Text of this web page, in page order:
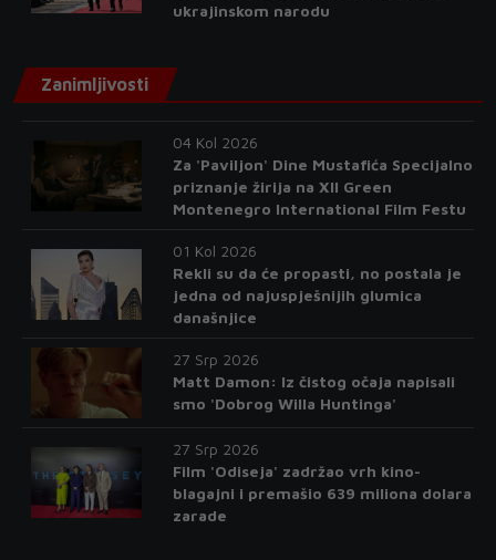
ukrajinskom narodu
Zanimljivosti
04 Kol 2026
Za 'Paviljon' Dine Mustafića Specijalno
priznanje žirija na XII Green
Montenegro International Film Festu
01 Kol 2026
Rekli su da će propasti, no postala je
jedna od najuspješnijih glumica
današnjice
27 Srp 2026
Matt Damon: Iz čistog očaja napisali
smo 'Dobrog Willa Huntinga'
27 Srp 2026
Film 'Odiseja' zadržao vrh kino-
blagajni i premašio 639 miliona dolara
zarade